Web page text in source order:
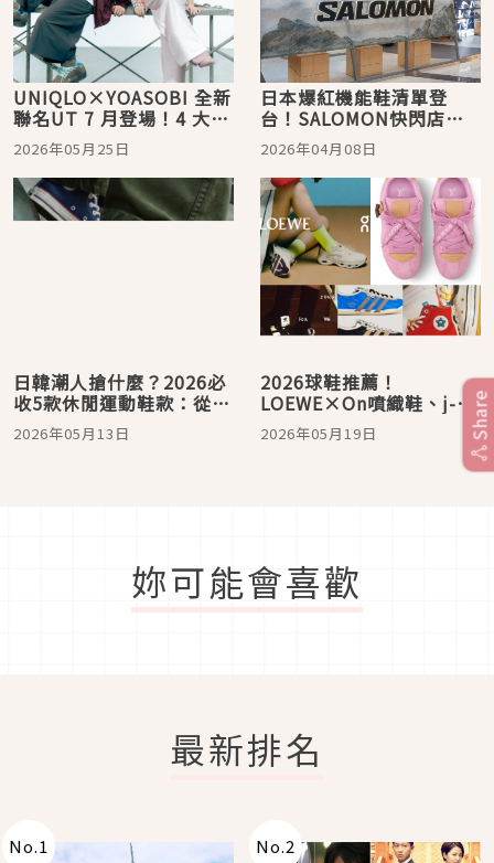
UNIQLO×YOASOBI 全新
聯名UT 7 月登場！4 大創
作者打造「穿在身上的故
事宇宙」
2026年05月25日
日本爆紅機能鞋清單登
台！SALOMON快閃店登
入台北101，滿5000元折
800太優惠、ON昂跑推出
Cloudsoma新作，日系穿
搭控必收！
2026年04月08日
日韓潮人搶什麼？2026必
收5款休閒運動鞋款：從
MMY解構鞋、NB元祖灰到
adidas Originals 薄底
2026年05月13日
2026球鞋推薦！
LOEWE×On噴織鞋、j-
hope粉鞋、Converse萌
寵鞋，日韓限量清單爆紅
2026年05月19日
妳可能會喜歡
最新排名
No.1 No.2
Share